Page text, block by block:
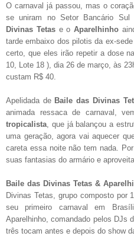
O carnaval já passou, mas o
se uniram no Setor Bancário
Divinas Tetase o Aparelhinho
tarde embaixo dos pilotis da ex-
certo, que eles irão repetir a dose
10, Lote 18 ), dia 26 de março, às
custam R$ 40.
Apelidada de Baile das Divinas
animada ressaca de carnaval,
tropicalista que já balançou a
uma geração, agora vai aquecer
careta essa noite não tem nada.
suas fantasias do armário e
Baile das Divinas Tetas &
Divinas Tetas, grupo composto por
seu primeiro carnaval em
Aparelhinho, comandado pelos DJs
três tocam antes e depois do show